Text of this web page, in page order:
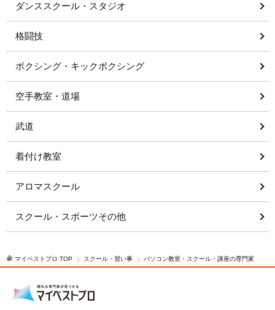
ダンススクール・スタジオ
格闘技
ボクシング・キックボクシング
空手教室・道場
武道
着付け教室
アロマスクール
スクール・スポーツその他
マイベストプロ TOP スクール・習い事 パソコン教室・スクール・講座の専門家